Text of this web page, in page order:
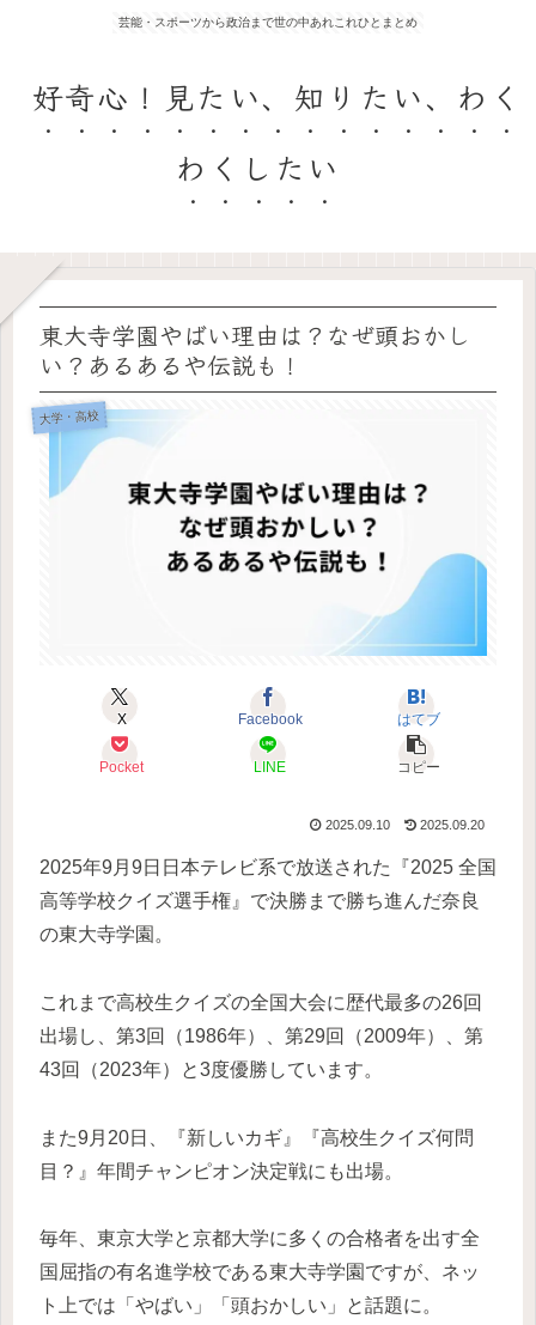
芸能・スポーツから政治まで世の中あれこれひとまとめ
好奇心！見たい、知りたい、わく
わくしたい
東大寺学園やばい理由は？なぜ頭おかし
い？あるあるや伝説も！
大学・高校
X Facebook はてブ
Pocket LINE コピー
2025.09.10 2025.09.20
2025年9月9日日本テレビ系で放送された『2025 全国
高等学校クイズ選手権』で決勝まで勝ち進んだ奈良
の東大寺学園。
これまで高校生クイズの全国大会に歴代最多の26回
出場し、第3回（1986年）、第29回（2009年）、第
43回（2023年）と3度優勝しています。
また9月20日、『新しいカギ』『高校生クイズ何問
目？』年間チャンピオン決定戦にも出場。
毎年、東京大学と京都大学に多くの合格者を出す全
国屈指の有名進学校である東大寺学園ですが、ネッ
ト上では「やばい」「頭おかしい」と話題に。